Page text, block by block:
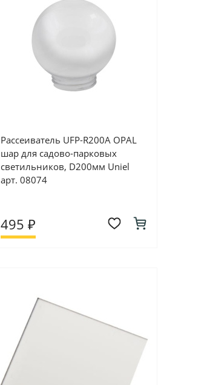
Рассеиватель UFP-R200A OPAL
шар для садово-парковых
светильников, D200мм Uniel
арт. 08074
495 ₽